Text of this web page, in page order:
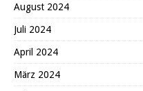
August 2024
Juli 2024
April 2024
März 2024